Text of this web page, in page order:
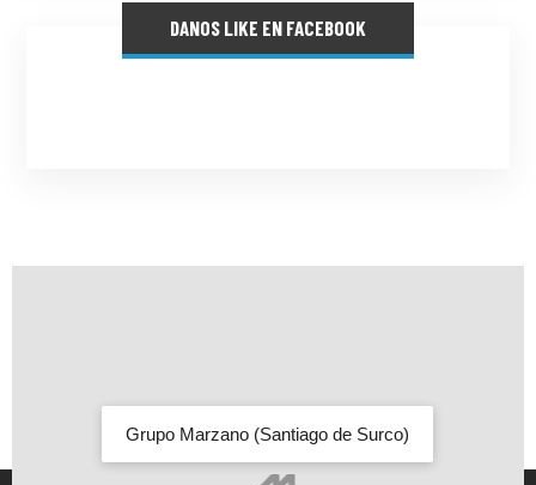
DANOS LIKE EN FACEBOOK
Grupo Marzano (Santiago de Surco)